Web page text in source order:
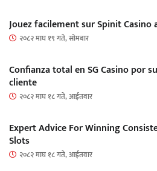
Jouez facilement sur Spinit Casino
२०८२ माघ १९ गते, सोमबार
Confianza total en SG Casino por
cliente
२०८२ माघ १८ गते, आईतवार
Expert Advice For Winning
Slots
२०८२ माघ १८ गते, आईतवार